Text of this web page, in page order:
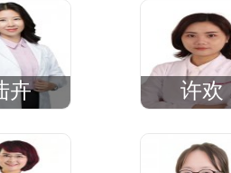
卉 许欢